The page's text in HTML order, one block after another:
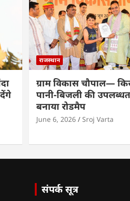
राजस्थान
ग्राम विकास चौपाल—
पानी-बिजली की
बनाया रोडमैप
June 6, 2026 Sroj Varta
संपर्क सूत्र